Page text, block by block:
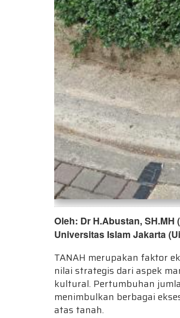
Oleh: Dr H.Abustan, SH.MH (
Universitas Islam Jakarta
TANAH merupakan faktor
nilai strategis dari aspek
kultural. Pertumbuhan
menimbulkan berbagai
atas tanah.